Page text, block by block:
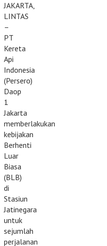
JAKARTA,
LINTAS
–
PT
Kereta
Api
Indonesia
(Persero)
Daop
1
Jakarta
memberlakukan
kebijakan
Berhenti
Luar
Biasa
(BLB)
di
Stasiun
Jatinegara
untuk
sejumlah
perjalanan